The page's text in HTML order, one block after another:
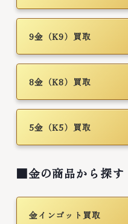
9金（K9）買取
8金（K8）買取
5金（K5）買取
■金の商品から探す
金インゴット買取